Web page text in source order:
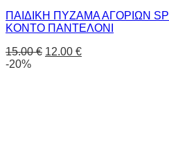
ΠΑΙΔΙΚΗ ΠΥΖΑΜΑ ΑΓΟΡΙΩΝ
ΚΟΝΤΟ ΠΑΝΤΕΛΟΝΙ
15.00€ 12.00 €
-20%